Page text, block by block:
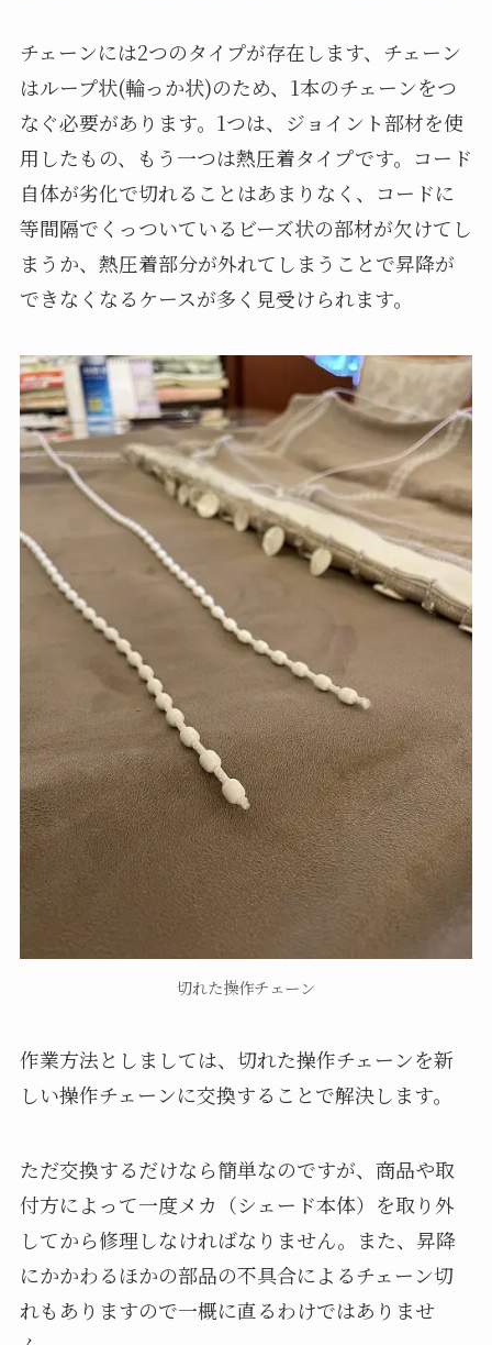
チェーンには2つのタイプが存在します、チェーン
はループ状(輪っか状)のため、1本のチェーンをつ
なぐ必要があります。1つは、ジョイント部材を使
用したもの、もう一つは熱圧着タイプです。コード
自体が劣化で切れることはあまりなく、コードに
等間隔でくっついているビーズ状の部材が欠けてし
まうか、熱圧着部分が外れてしまうことで昇降が
できなくなるケースが多く見受けられます。
切れた操作チェーン
作業方法としましては、切れた操作チェーンを新
しい操作チェーンに交換することで解決します。
ただ交換するだけなら簡単なのですが、商品や取
付方によって一度メカ（シェード本体）を取り外
してから修理しなければなりません。また、昇降
にかかわるほかの部品の不具合によるチェーン切
れもありますので一概に直るわけではありませ